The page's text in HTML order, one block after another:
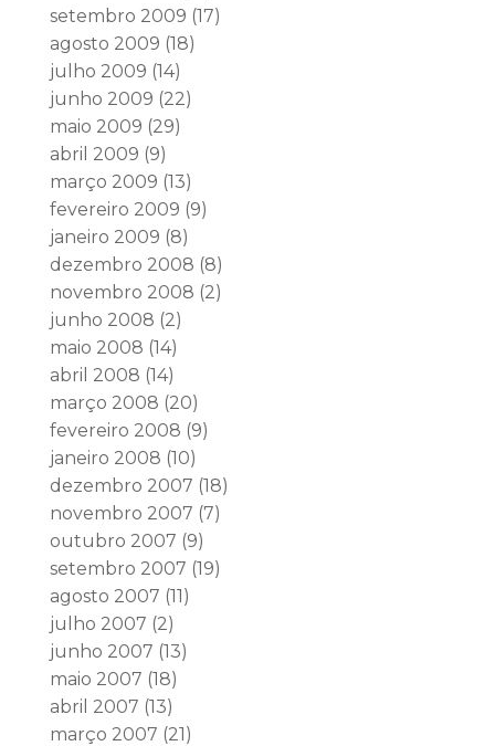
setembro 2009 (17)
agosto 2009 (18)
julho 2009 (14)
junho 2009 (22)
maio 2009 (29)
abril 2009 (9)
março 2009 (13)
fevereiro 2009 (9)
janeiro 2009 (8)
dezembro 2008 (8)
novembro 2008 (2)
junho 2008 (2)
maio 2008 (14)
abril 2008 (14)
março 2008 (20)
fevereiro 2008 (9)
janeiro 2008 (10)
dezembro 2007 (18)
novembro 2007 (7)
outubro 2007 (9)
setembro 2007 (19)
agosto 2007 (11)
julho 2007 (2)
junho 2007 (13)
maio 2007 (18)
abril 2007 (13)
março 2007 (21)